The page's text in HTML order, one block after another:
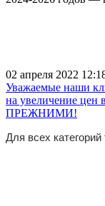
02 апреля 2022
Уважаемые наши
на увеличение
ПРЕЖНИМИ!
Для всех категорий